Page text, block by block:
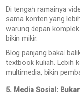
Di tengah ramainya
sama konten yang
warung depan
bikin mikir.
Blog panjang bakal
textbook kuliah. Lebih
multimedia, bikin
5. Media Sosial: